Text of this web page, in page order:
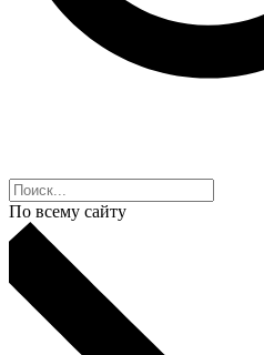
По всему сайту